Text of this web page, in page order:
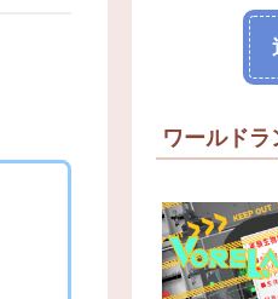
ワールドラ